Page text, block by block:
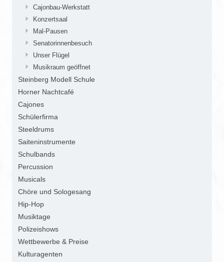
Cajonbau-Werkstatt
Konzertsaal
Mal-Pausen
Senatorinnenbesuch
Unser Flügel
Musikraum geöffnet
Steinberg Modell Schule
Horner Nachtcafé
Cajones
Schülerfirma
Steeldrums
Saiteninstrumente
Schulbands
Percussion
Musicals
Chöre und Sologesang
Hip-Hop
Musiktage
Polizeishows
Wettbewerbe & Preise
Kulturagenten